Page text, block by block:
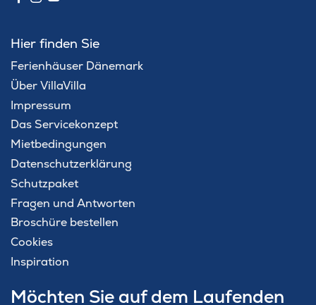
Hier finden Sie
Ferienhäuser Dänemark
Über VillaVilla
Impressum
Das Servicekonzept
Mietbedingungen
Datenschutzerklärung
Schutzpaket
Fragen und Antworten
Broschüre bestellen
Cookies
Inspiration
Möchten Sie auf dem Laufenden